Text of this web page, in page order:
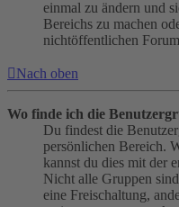
einmal zu ändern und
Bereichs zu machen
nichtöffentlichen
Nach oben
Wo finde ich die
Du findest die
persönlichen Bereich.
kannst du dies mit der
Nicht alle Gruppen
eine Freischaltung,